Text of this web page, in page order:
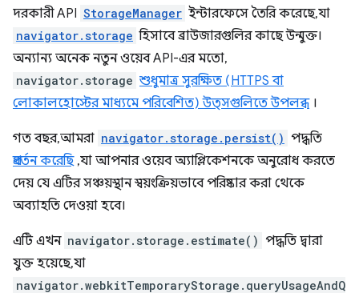
দরকারী API StorageManager ইন্টারফেসে তৈরি করেছে, যা
navigator.storage হিসাবে ব্রাউজারগুলির কাছে উন্মুক্ত।
অন্যান্য অনেক নতুন ওয়েব API-এর মতো,
navigator.storage শুধুমাত্র সুরক্ষিত (HTTPS বা
লোকালহোস্টের মাধ্যমে পরিবেশিত) উত্সগুলিতে উপলব্ধ।
গত বছর, আমরা navigator.storage.persist() পদ্ধতি
প্রবর্তন করেছি, যা আপনার ওয়েব অ্যাপ্লিকেশনকে অনুরোধ করতে
দেয় যে এটির সঞ্চয়স্থান স্বয়ংক্রিয়ভাবে পরিষ্কার করা থেকে
অব্যাহতি দেওয়া হবে।
এটি এখন navigator.storage.estimate() পদ্ধতি দ্বারা
যুক্ত হয়েছে, যা
navigator.webkitTemporaryStorage.queryUsageAndQ